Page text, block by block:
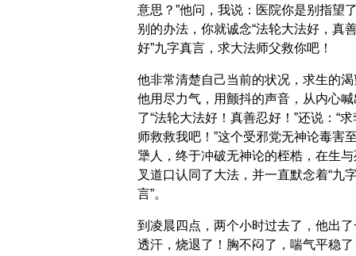
意思？”他问，我说：医院你是别指望
别的办法，你就诚念“法轮大法好，真
好”九字真言，求大法师父救你吧！
他非常清楚自己当前的状况，求生的渴
他用尽力气，用颤抖的声音，从内心喊
了“法轮大法好！真善忍好！”还说：“
师救救我吧！”这个受邪党无神论毒害
犟人，终于冲破无神论的桎梏，在生与
叉道口认同了大法，并一直默念着“九
言”。
到凌晨四点，两个小时过去了，他出了
透汗，烧退了！胸不闷了，喘气平稳了